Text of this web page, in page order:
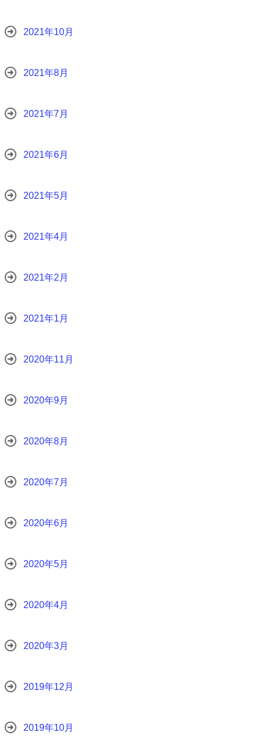
2021年10月
2021年8月
2021年7月
2021年6月
2021年5月
2021年4月
2021年2月
2021年1月
2020年11月
2020年9月
2020年8月
2020年7月
2020年6月
2020年5月
2020年4月
2020年3月
2019年12月
2019年10月